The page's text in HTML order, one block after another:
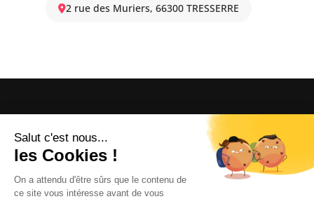
2 rue des Muriers, 66300 TRESSERRE